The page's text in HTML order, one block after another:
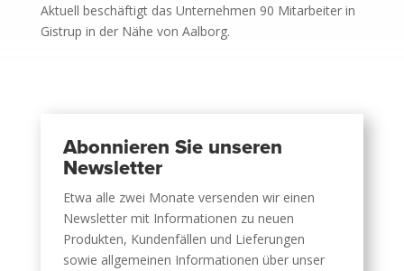
Aktuell beschäftigt das Unternehmen 90 Mitarbeiter in
Gistrup in der Nähe von Aalborg.
Abonnieren Sie unseren
Newsletter
Etwa alle zwei Monate versenden wir einen
Newsletter mit Informationen zu neuen
Produkten, Kundenfällen und Lieferungen
sowie allgemeinen Informationen über unser